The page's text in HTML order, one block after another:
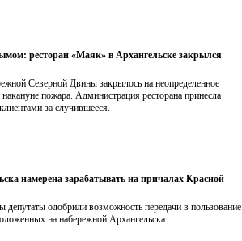
ресторан «Маяк» в Архангельске закрылся
Северной Двины закрылось на неопределенное
пожара. Администрация ресторана принесла
за случившееся.
намерена зарабатывать на причалах Красной
одобрили возможность передачи в пользование
на набережной Архангельска.